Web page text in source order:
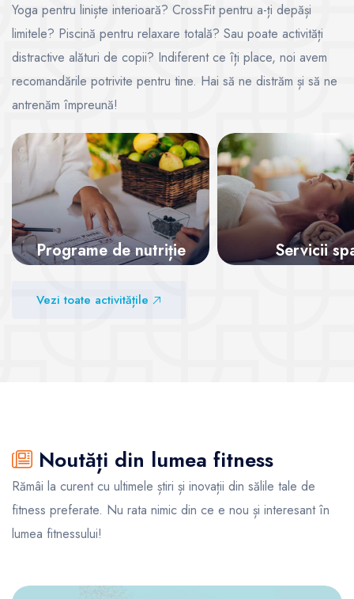
Yoga pentru liniște interioară? CrossFit pentru a-ți depăși
limitele? Piscină pentru relaxare totală? Sau poate activități
distractive alături de copii? Indiferent ce îți place, noi avem
recomandările potrivite pentru tine. Hai să ne distrăm și să ne
antrenăm împreună!
Programe de nutriție
Vezi sălile
Servicii
Vezi toate activitățile
Noutăți din lumea fitness
Rămâi la curent cu ultimele știri și inovații din sălile tale de
fitness preferate. Nu rata nimic din ce e nou și interesant în
lumea fitnessului!